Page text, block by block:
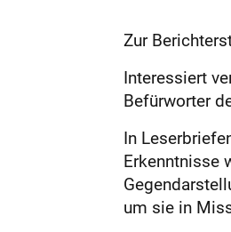
Zur
Interessiert
Befürworter
In
Erkenntnisse
um sie in